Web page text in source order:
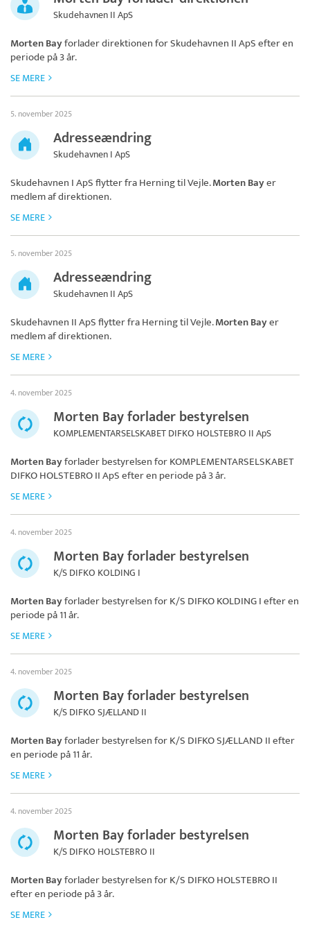
Skudehavnen II ApS
Morten Bayforlader direktionen forSkudehavnen II ApSefter en
periode på 3 år.
SE MERE
5. november 2025
Adresseændring
Skudehavnen I ApS
Skudehavnen I ApSflytter fra Herning til Vejle.Morten Bayer
medlem af direktionen.
SE MERE
5. november 2025
Adresseændring
Skudehavnen II ApS
Skudehavnen II ApSflytter fra Herning til Vejle.Morten Bayer
medlem af direktionen.
SE MERE
4. november 2025
Morten Bay forlader bestyrelsen
KOMPLEMENTARSELSKABET DIFKO HOLSTEBRO II ApS
Morten Bayforlader bestyrelsen forKOMPLEMENTARSELSKABET
DIFKO HOLSTEBRO II ApSefter en periode på 3 år.
SE MERE
4. november 2025
Morten Bay forlader bestyrelsen
K/S DIFKO KOLDING I
Morten Bayforlader bestyrelsen forK/S DIFKO KOLDING Iefter en
periode på 11 år.
SE MERE
4. november 2025
Morten Bay forlader bestyrelsen
K/S DIFKO SJÆLLAND II
Morten Bayforlader bestyrelsen forK/S DIFKO SJÆLLAND IIefter
en periode på 11 år.
SE MERE
4. november 2025
Morten Bay forlader bestyrelsen
K/S DIFKO HOLSTEBRO II
Morten Bayforlader bestyrelsen forK/S DIFKO HOLSTEBRO II
efter en periode på 3 år.
SE MERE